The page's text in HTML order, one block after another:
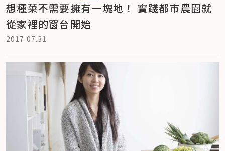
想種菜不需要擁有一塊地！ 實踐都市農園就
從家裡的窗台開始
2017.07.31